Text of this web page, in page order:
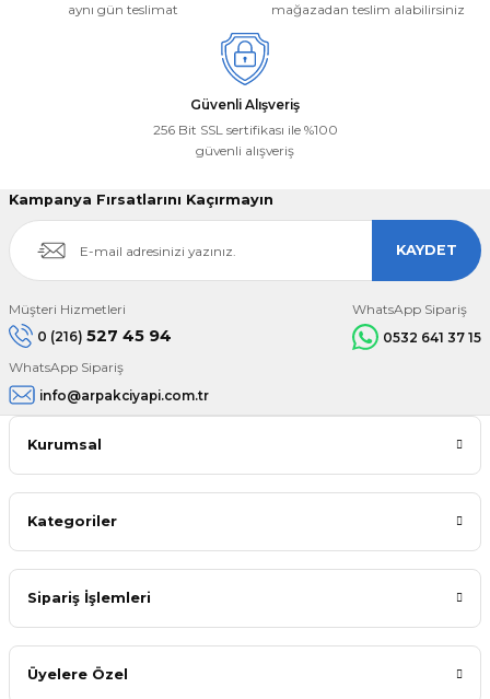
aynı gün teslimat
mağazadan teslim alabilirsiniz
Güvenli Alışveriş
256 Bit SSL sertifikası ile %100
güvenli alışveriş
Kampanya Fırsatlarını Kaçırmayın
KAYDET
Müşteri Hizmetleri
0 (216) 527 45 94
WhatsApp Sipariş
0532 641 37 15
WhatsApp Sipariş
info@arpakciyapi.com.tr
Kurumsal
Kategoriler
Sipariş İşlemleri
Üyelere Özel